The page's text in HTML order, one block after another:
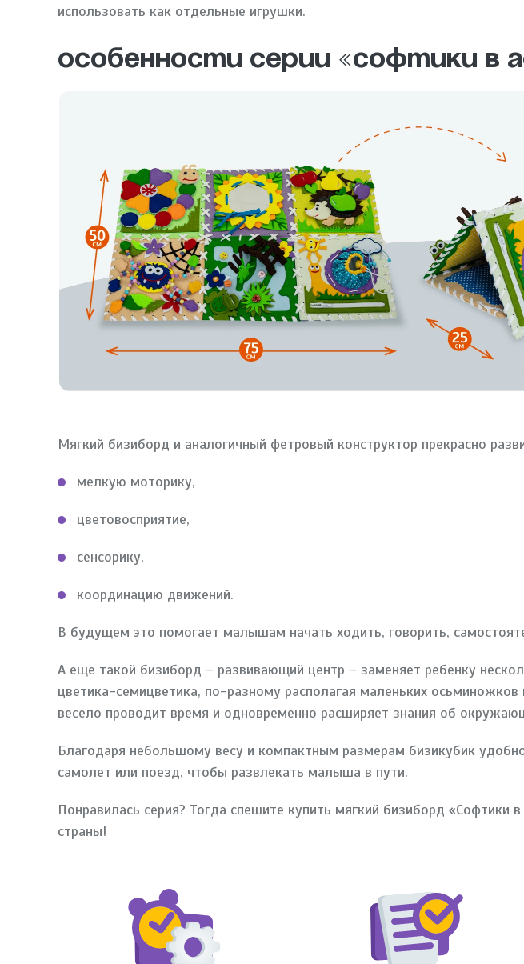
использовать как отдельные игрушки.
Особенности серии «Софтики в
Мягкий бизиборд и аналогичный фетровый конструктор прекрасно
мелкую моторику,
цветовосприятие,
сенсорику,
координацию движений.
В будущем это помогает малышам начать ходить, говорить,
А еще такой бизиборд – развивающий центр – заменяет ребенку
цветика-семицветика, по-разному располагая маленьких
весело проводит время и одновременно расширяет знания об
Благодаря небольшому весу и компактным размерам бизикубик
самолет или поезд, чтобы развлекать малыша в пути.
Понравилась серия? Тогда спешите купить мягкий бизиборд
страны!